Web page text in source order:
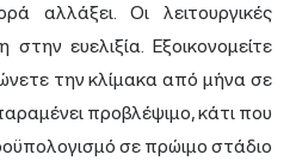
αλλάξει. Οι λειτουργικές
ευελιξία. Εξοικονομείτε
την κλίμακα από μήνα σε
προβλέψιμο, κάτι που
σε πρώιμο στάδιο